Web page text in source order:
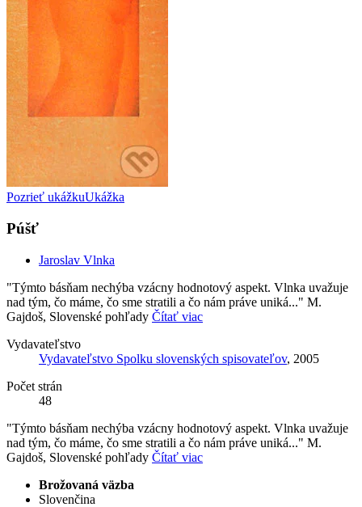
Pozrieť ukážkuUkážka
Púšť
Jaroslav Vlnka
"Týmto básňam nechýba vzácny hodnotový aspekt. Vlnka uvažuje
nad tým, čo máme, čo sme stratili a čo nám práve uniká..." M.
Gajdoš, Slovenské pohľady Čítať viac
Vydavateľstvo
Vydavateľstvo Spolku slovenských spisovateľov, 2005
Počet strán
48
"Týmto básňam nechýba vzácny hodnotový aspekt. Vlnka uvažuje
nad tým, čo máme, čo sme stratili a čo nám práve uniká..." M.
Gajdoš, Slovenské pohľady Čítať viac
Brožovaná väzba
Slovenčina